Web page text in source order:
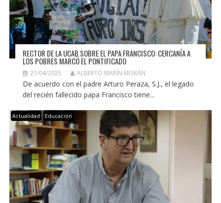
RECTOR DE LA UCAB SOBRE EL PAPA FRANCISCO: CERCANÍA A
LOS POBRES MARCÓ EL PONTIFICADO
21/04/2025 ALBERTO MARÍN MORÁN
De acuerdo con el padre Arturo Peraza, S.J., el legado
del recién fallecido papa Francisco tiene...
Actualidad Educación